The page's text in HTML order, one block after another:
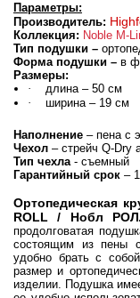
Параметры:
Производитель:
Коллекция: Noble M-
Тип подушки –
Форма подушки – в
Размеры:
·
длина – 50 см
·
ширина – 19 см
Наполнение – пена с
Чехол – стрейч Q-Dry
Тип чехла- съемный
Гарантийный срок –
Ортопедическая
ROLL / Нобл
продолговатая
состоящим из пены
удобно брать с
размер и
изделии. Подушка